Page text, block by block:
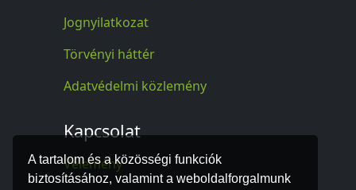
A tartalom és a közösségi funkciók
biztosításához, valamint a weboldalforgalmunk
Jognyilatkozat
Törvényi háttér
Adatvédelmi közlemény
Kapcsolat
Vélemény